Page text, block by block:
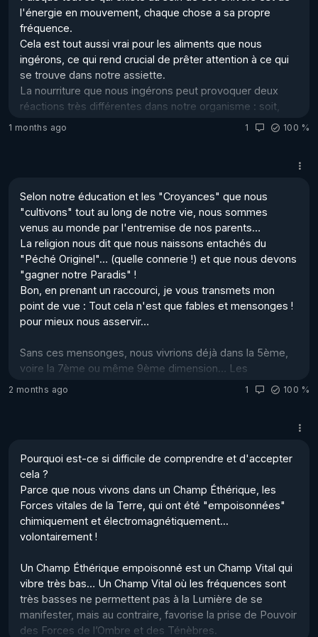
l'énergie en mouvement, chaque chose a sa propre
fréquence.
Cela est tout aussi vrai pour les aliments que nous
ingérons, ce qui rend crucial de prêter attention à ce qui
se trouve dans notre assiette.
La nourriture que nous ingérons peut provoquer deux
réactions très différentes dans notre organisme : soit,
elle élève nos vibrations, soit, elle les abaisse…
assurer l'élévation de nos ...
1 months ago 1 100 %
Selon notre éducation et les "Croyances" que nous
"cultivons" tout au long de notre vie, nous sommes
venus au monde par l'entremise de nos parents…
La religion nous dit que nous naissons entachés du
"Péché Originel"… (quelle connerie !) et que nous devons
"gagner notre Paradis" !
Bon, en prenant un raccourci, je vous transmets mon
point de vue : Tout cela n'est que fables et mensonges !
pour mieux nous asservir…
Sans ces mensonges, nous vivrions déjà dans la 5ème,
voire la 7ème ou même 9ème dimension… Les
dimensions paires 4, 6, 8, sont des ponts qui nous
incarnation momentané dans la dualité de cette 3ème
dimension.
Si nous venons du Plan divin, cel...
2 months ago 1 100 %
Pourquoi est-ce si difficile de comprendre et d'accepter
cela ?
Parce que nous vivons dans un Champ Éthérique, les
Forces vitales de la Terre, qui ont été "empoisonnées"
chimiquement et électromagnétiquement...
volontairement !
Un Champ Éthérique empoisonné est un Champ Vital qui
vibre très bas… Un Champ Vital où les fréquences sont
très basses ne permettent pas à la Lumière de se
manifester, mais au contraire, favorise la prise de Pouvoir
des Forces de l’Ombre et des Ténèbres.